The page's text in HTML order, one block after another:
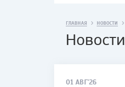
ГЛАВНАЯ НОВОСТИ
Новости
01 АВГ'26